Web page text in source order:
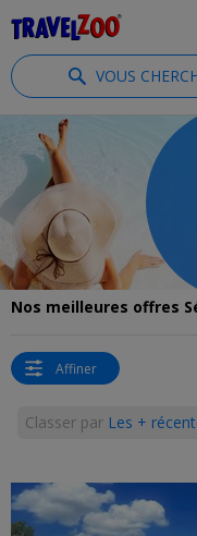
VOUS
Nos meilleures offres
Affiner
Classer par Les +